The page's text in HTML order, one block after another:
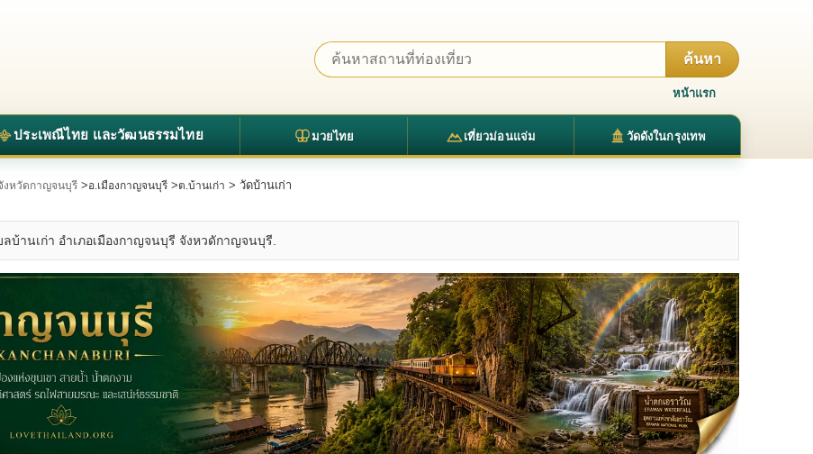
ค้นหา
หน้าแรก
ประเพณีไทย และวัฒนธรรมไทย มวยไทย เที่ยวม่อนแจ่ม วัดดังในกรุงเทพ
งหวัดกาญจนบุรี >อ.เมืองกาญจนบุรี >ต.บ้านเก่า > วัดบ้านเก่า
บ้านเก่า อำเภอเมืองกาญจนบุรี จังหวดักาญจนบุรี.